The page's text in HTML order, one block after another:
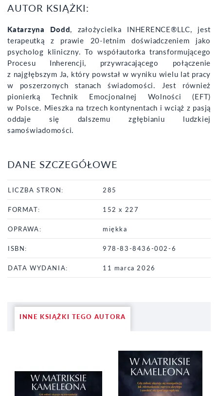
AUTOR KSIĄŻKI:
Katarzyna Dodd, założycielka INHERENCE®LLC, jest
terapeutką z prawie 20-letnim doświadczeniem jako
psycholog kliniczny. To współautorka transformującego
Procesu Inherencji, przywracającego połączenie
z najgłębszym Ja, który powstał w wyniku wielu lat pracy
w poszerzonych stanach świadomości. Jest również
pionierką Technik Emocjonalnej Wolności (EFT)
w Polsce. Mieszka na trzech kontynentach i wciąż z pasją
oddaje się dalszemu zgłębianiu ludzkiej
samoświadomości.
DANE SZCZEGÓŁOWE
LICZBA STRON: 285
FORMAT: 152 x 227
OPRAWA: miękka
ISBN: 978-83-8436-002-6
DATA WYDANIA: 11 marca 2026
INNE KSIĄŻKI TEGO AUTORA